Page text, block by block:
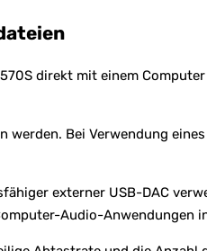
direkt mit einem
werden. Bei Verwendung
externer USB-DAC
Audio-Anwendungen